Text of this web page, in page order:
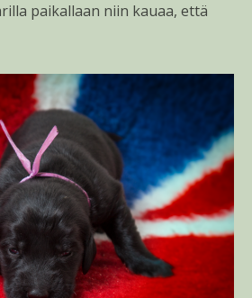
paikallaan niin kauaa, että